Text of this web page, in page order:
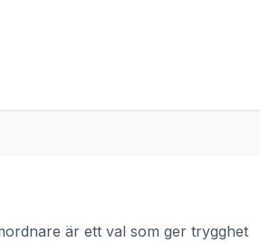
är ett val som ger trygghet